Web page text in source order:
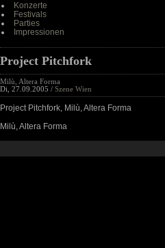
Konzerte
Festivals
Parties
Impressionen
Project Pitchfork
Milù, Altera Forma
Di, 27.09.2005 / Szene Wien
Project Pitchfork, Milù, Altera Forma
Milù, Altera Forma